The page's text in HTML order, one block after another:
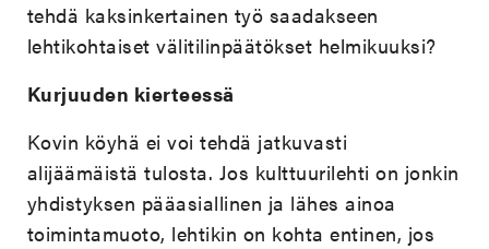
tehdä kaksinkertainen työ saadakseen
lehtikohtaiset välitilinpäätökset helmikuuksi?
Kurjuuden kierteessä
Kovin köyhä ei voi tehdä jatkuvasti
alijäämäistä tulosta. Jos kulttuurilehti on jonkin
yhdistyksen pääasiallinen ja lähes ainoa
toimintamuoto, lehtikin on kohta entinen, jos